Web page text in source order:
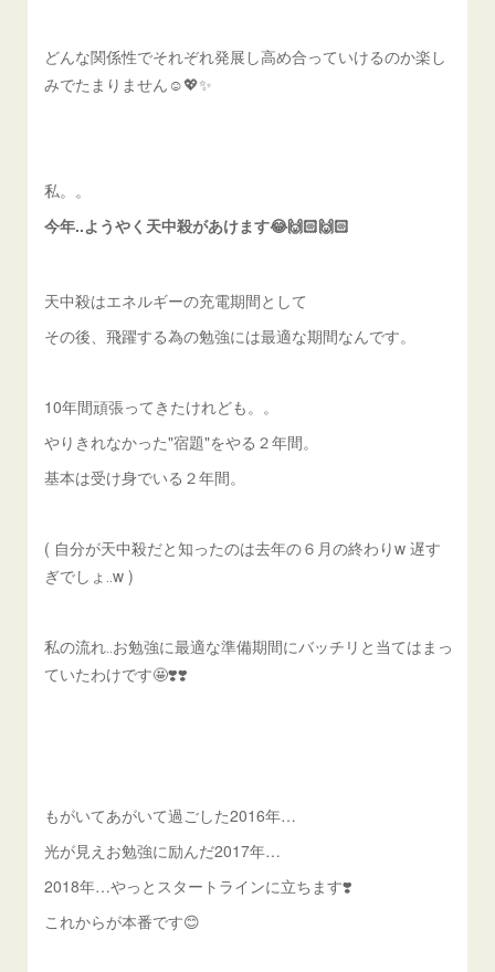
どんな関係性でそれぞれ発展し高め合っていけるのか楽し
みでたまりません☺️💖✨
私。。
今年..ようやく天中殺があけます😂🙌🏻🙌🏻
天中殺はエネルギーの充電期間として
その後、飛躍する為の勉強には最適な期間なんです。
10年間頑張ってきたけれども。。
やりきれなかった"宿題"をやる２年間。
基本は受け身でいる２年間。
( 自分が天中殺だと知ったのは去年の６月の終わりw 遅す
ぎでしょ‥w )
私の流れ‥お勉強に最適な準備期間にバッチリと当てはまっ
ていたわけです🤩❣️❣️
もがいてあがいて過ごした2016年…
光が見えお勉強に励んだ2017年…
2018年…やっとスタートラインに立ちます❣️
これからが本番です😊